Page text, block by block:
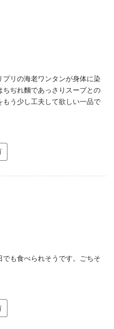
リの海老ワンタンが身体に染
ぢれ麵であっさりスープとの
う少し工夫して欲しい一品で
も食べられそうです。ごちそ